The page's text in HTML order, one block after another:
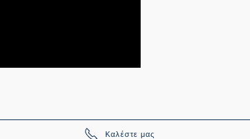
Καλέστε μας